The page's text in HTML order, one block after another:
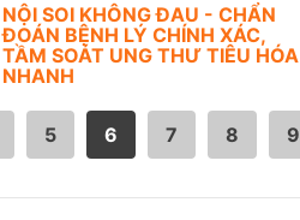
NỘI SOI KHÔNG ĐAU - CHẨN
ĐOÁN BỆNH LÝ CHÍNH XÁC,
TẦM SOÁT UNG THƯ TIÊU HÓA
NHANH
5 6 7 8 9